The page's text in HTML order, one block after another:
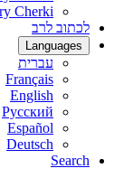
Cherki
לכתוב לרב
Languages
עברית
Français
English
Русский
Español
Deutsch
Search